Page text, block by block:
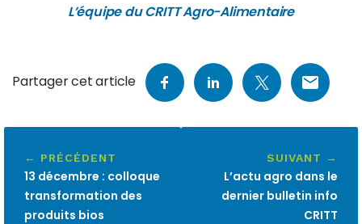
L’équipe du CRITT Agro-Alimentaire
Partager cet article
← PRÉCÉDENT
13 décembre : colloque
transformation des
produits bios
SUIVANT →
L’actu agro dans le
dernier bulletin info
CRITT